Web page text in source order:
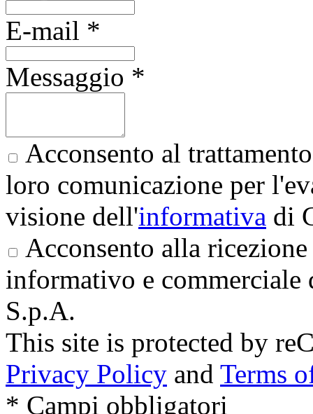
E-mail *
Messaggio *
Acconsento al
loro comunicazione per
visione dell'informativa di
Acconsento alla
informativo e
S.p.A.
This site is protected by
Privacy Policy and Terms
* Campi obbligatori